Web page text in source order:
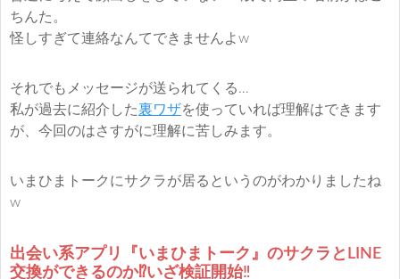
ちんた。
怪しすぎて連絡なんてできませんよw
それでもメッセージが送られてくる…
私が過去に紹介した裏ワザを使っていれば理解はできます
が、今回のはさすがに理解に苦しみます。
いまひまトークにサクラが居るというのがわかりましたね
w
出会い系アプリ『いまひまトーク』のサクラとLINE
交換ができるのか⁉︎いざ検証開始‼︎